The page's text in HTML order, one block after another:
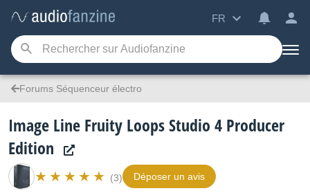
FR
Forums Séquenceur électro
Image Line Fruity Loops Studio 4 Producer
Edition
(3) Déposer un avis